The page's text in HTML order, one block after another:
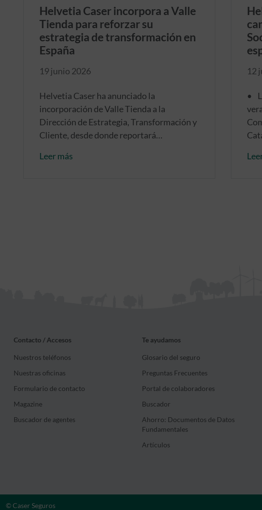
Helvetia Caser incorpora a Valle
Tienda para reforzar su
estrategia de transformación en
España
19 junio 2026
Helvetia Caser ha anunciado la
incorporación de Valle Tienda a la
Dirección de Estrategia, Transformación y
Cliente, desde donde reportará
esta dirección.
Leer más
12
•
Contacto / Accesos
Nuestros teléfonos
Nuestras oficinas
Formulario de contacto
Magazine
Buscador de agentes
Te ayudamos
Glosario del seguro
Preguntas Frecuentes
Portal de colaboradores
Buscador
Ahorro: Documentos de Datos
Fundamentales
Artículos
© Caser Seguros